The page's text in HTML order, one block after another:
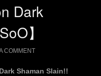
Dark
】
COMMENT
Shaman Slain!!